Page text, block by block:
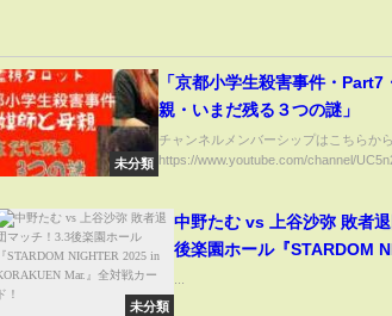
未分類
「京都小学生殺害事件・Part7
親・いまだ残る３つの謎」
チャンネルメンバーシップはこちらか
https://www.youtube.com/channel/
未分類
中野たむ vs 上谷沙弥 敗者
後楽園ホール『STARDOM